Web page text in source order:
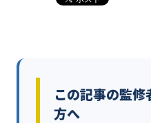
この記事の監
方へ